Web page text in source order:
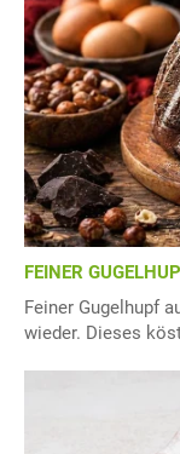
FEINER
Feiner Gugelhupf
wieder. Dieses